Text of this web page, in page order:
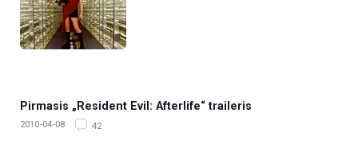
Pirmasis „Resident Evil: Afterlife“ traileris
2010-04-08 42